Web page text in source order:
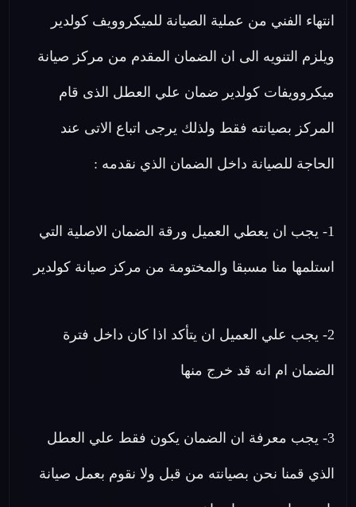
انتهاء الفني من عملية الصيانة للميكروويف كولدير
ويلزم التنويه الى ان الضمان المقدم من مركز صيانة
ميكروويفات كولدير ضمان علي العطل الذى قام
المركز بصيانته فقط ولذلك يرجى اتباع الاتى عند
الحاجة للصيانة داخل الضمان الذي نقدمه :
1- يجب ان يعطي العميل ورقة الضمان الاصلية التي
استلمها منا مسبقا والمختومة من مركز صيانة كولدير
2- يجب علي العميل ان يتأكد اذا كان داخل فترة
الضمان ام انه قد خرج منها
3- يجب معرفة ان الضمان يكون فقط علي العطل
الذي قمنا نحن بصيانته من قبل ولا نقوم بعمل صيانة